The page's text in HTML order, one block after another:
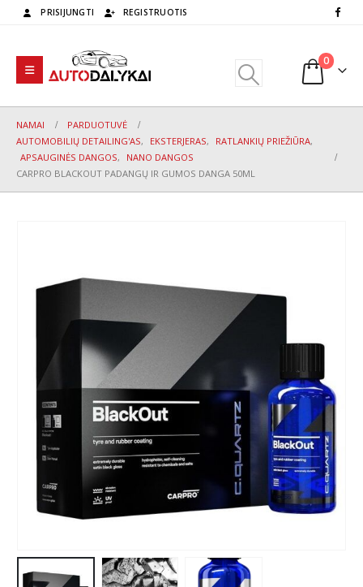
PRISIJUNGTI REGISTRUOTIS
0
NAMAI
PARDUOTUVĖ
AUTOMOBILIŲ DETAILING'AS, EKSTERJERAS, RATLANKIŲ PRIEŽIŪRA,
APSAUGINĖS DANGOS,
NANO DANGOS
CARPRO BLACKOUT PADANGŲ IR GUMOS DANGA 50ML